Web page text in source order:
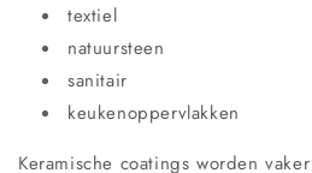
textiel
natuursteen
sanitair
keukenoppervlakken
Keramische coatings worden